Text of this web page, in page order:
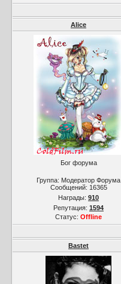
Alice
Бог форума
Группа: Модератор Форума
Сообщений: 16365
Награды: 910
Репутация: 1594
Статус: Offline
Bastet